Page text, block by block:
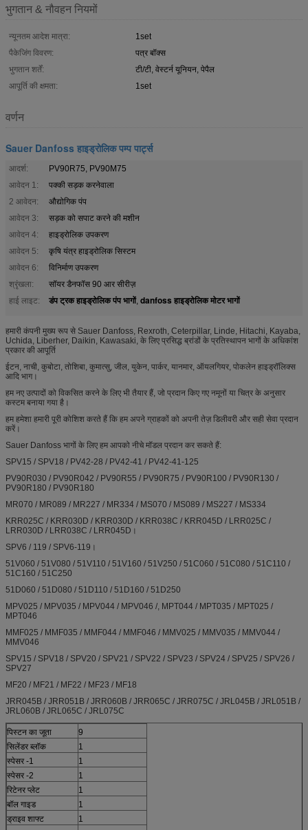
भुगतान & नौवहन नियमों
न्यूनतम आदेश मात्रा:
1set
पैकेजिंग विवरण:
पत्र बॉक्स
भुगतान शर्तें:
टी/टी, वेस्टर्न यूनियन, पेपैल
आपूर्ति की क्षमता:
1set
वर्णन
Sauer Danfoss हाइड्रोलिक पम्प पार्ट्स
आदर्श:
PV90R75, PV90M75
आवेदन 1:
पक्की सड़क करनेवाला
2 आवेदन:
औद्योगिक पंप
आवेदन 3:
सड़क को सपाट करने की मशीन
आवेदन 4:
हाइड्रोलिक उपकरण
आवेदन 5:
कृषि यंत्र हाइड्रोलिक सिस्टम
आवेदन 6:
विनिर्माण उपकरण
श्रृंखला:
सॉयर डैनफॉस 90 आर सीरीज़
हाई लाइट:
डंप ट्रक हाइड्रोलिक पंप भागों, danfoss हाइड्रोलिक मोटर भागों
हमारी कंपनी मुख्य रूप से Sauer Danfoss, Rexroth, Ceterpillar, Linde, Hitachi, Kayaba,
Uchida, Liberher, Daikin, Kawasaki, के लिए प्रसिद्ध ब्रांडों के प्रतिस्थापन भागों के अधिकांश
प्रकार की आपूर्ति
ईटन, नाची, कुबोटा, तोशिबा, कुमात्सु, जील, युकेन, पार्कर, यानमार, ऑयलगियर, पोकलेन हाइड्रॉलिक्स
आदि भाग।
हम नए उत्पादों को विकसित करने के लिए भी तैयार हैं, जो प्रदान किए गए नमूनों या चित्र के अनुसार
कस्टम बनाया गया है।
हम हमेशा हमारी पूरी कोशिश करते हैं कि हम अपने ग्राहकों को अपनी तेज़ डिलीवरी और सही सेवा प्रदान
करें।
Sauer Danfoss भागों के लिए हम आपको नीचे मॉडल प्रदान कर सकते हैं:
SPV15 / SPV18 / PV42-28 / PV42-41 / PV42-41-125
PV90R030 / PV90R042 / PV90R55 / PV90R75 / PV90R100 / PV90R130 /
PV90R180 / PV90R180
MR070 / MR089 / MR227 / MR334 / MS070 / MS089 / MS227 / MS334
KRR025C / KRR030D / KRR030D / KRR038C / KRR045D / LRR025C /
LRR030D / LRR038C / LRR045D।
SPV6 / 119 / SPV6-119।
51V060 / 51V080 / 51V110 / 51V160 / 51V250 / 51C060 / 51C080 / 51C110 /
51C160 / 51C250
51D060 / 51D080 / 51D110 / 51D160 / 51D250
MPV025 / MPV035 / MPV044 / MPV046 /, MPT044 / MPT035 / MPT025 /
MPT046
MMF025 / MMF035 / MMF044 / MMF046 / MMV025 / MMV035 / MMV044 /
MMV046
SPV15 / SPV18 / SPV20 / SPV21 / SPV22 / SPV23 / SPV24 / SPV25 / SPV26 /
SPV27
MF20 / MF21 / MF22 / MF23 / MF18
JRR045B / JRR051B / JRR060B / JRR065C / JRR075C / JRL045B / JRL051B /
JRL060B / JRL065C / JRL075C
पिस्टन का जूता
9
सिलेंडर ब्लॉक
1
स्पेसर -1
1
स्पेसर -2
1
रिटेनर प्लेट
1
बॉल गाइड
1
ड्राइव शाफ्ट
1